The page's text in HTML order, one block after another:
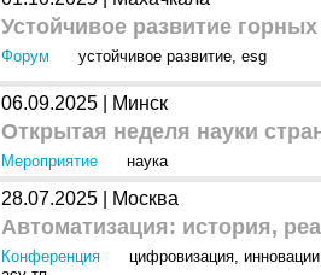
Устойчивое развитие
Форум устойчивое развитие, esg
06.09.2025 | Минск
Открытая неделя науки
Мероприятие наука
28.07.2025 | Москва
Автоматизация: история,
Конференция цифровизация, инновации